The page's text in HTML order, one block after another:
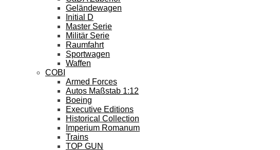
Geländewagen
Initial D
Master Serie
Militär Serie
Raumfahrt
Sportwagen
Waffen
COBI
Armed Forces
Autos Maßstab 1:12
Boeing
Executive Editions
Historical Collection
Imperium Romanum
Trains
TOP GUN